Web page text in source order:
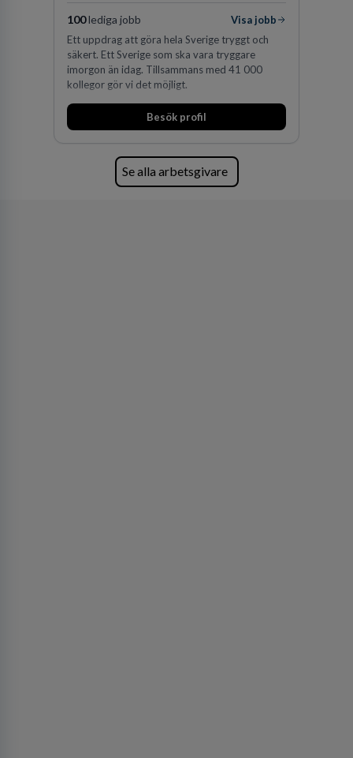
100lediga jobb
Visa jobb
Ett uppdrag att göra hela Sverige tryggt och
säkert. Ett Sverige som ska vara tryggare
imorgon än idag. Tillsammans med 41 000
kollegor gör vi det möjligt.
Besök profil
Se alla arbetsgivare